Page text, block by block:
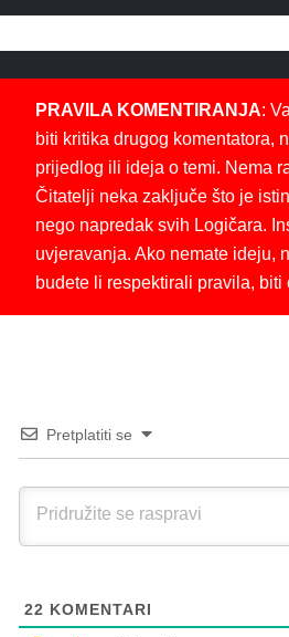
PRAVILA KOMENTIRANJA:
biti kritika drugog komentatora,
prijedlog ili ideja o temi. Nema
Čitatelji neka zaključe što je
nego napredak svih Logičara.
uvjeravanja. Ako nemate ideju,
budete li respektirali pravila, biti
Pretplatiti se
22 KOMENTARI